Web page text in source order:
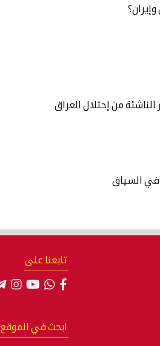
الناشئة من إحتلال العراق
في السياق
تابعنا على
ابحث في الموقع